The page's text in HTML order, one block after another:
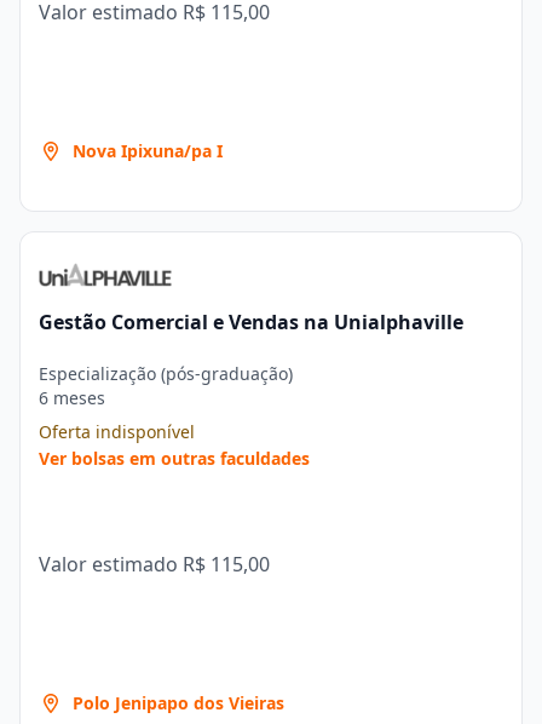
Valor estimado R$ 115,00
Nova Ipixuna/pa I
Gestão Comercial e Vendas na Unialphaville
Especialização (pós-graduação)
6 meses
Oferta indisponível
Ver bolsas em outras faculdades
Valor estimado R$ 115,00
Polo Jenipapo dos Vieiras